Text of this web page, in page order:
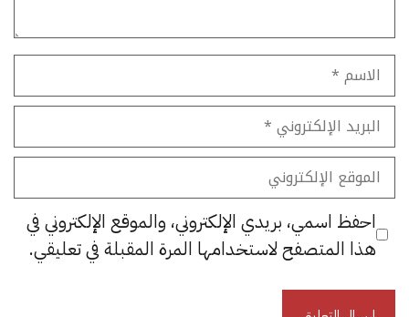
الاسم
البريد
الإلكتروني
الموقع
الإلكتروني
احفظ اسمي، بريدي الإلكتروني، والموقع الإلكتروني في
هذا المتصفح لاستخدامها المرة المقبلة في تعليقي.